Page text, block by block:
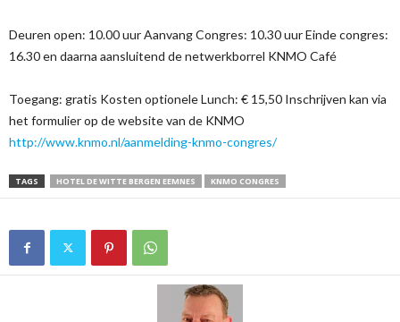
Deuren open: 10.00 uur Aanvang Congres: 10.30 uur Einde congres:
16.30 en daarna aansluitend de netwerkborrel KNMO Café
Toegang: gratis Kosten optionele Lunch: € 15,50 Inschrijven kan via
het formulier op de website van de KNMO
http://www.knmo.nl/aanmelding-knmo-congres/
TAGS HOTEL DE WITTE BERGEN EEMNES KNMO CONGRES